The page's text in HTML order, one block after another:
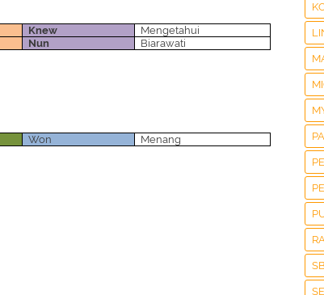
Knew
Mengetahui
Nun Biarawati
Won Menang